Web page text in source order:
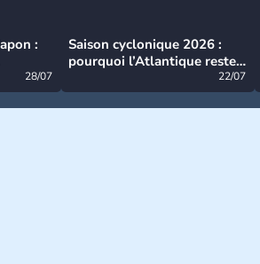
:
28/07
Saison cyclonique 2026 :
pourquoi l’Atlantique reste
22/07